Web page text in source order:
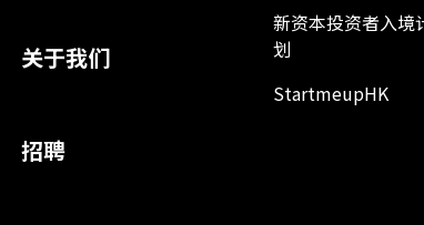
关于我们
招聘
新资本投资者入境
划
StartmeupHK